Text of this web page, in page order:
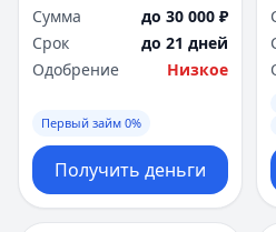
Сумма
до 30 000 ₽
Срок
до 21 дней
Одобрение
Низкое
Первый займ 0%
Получить деньги